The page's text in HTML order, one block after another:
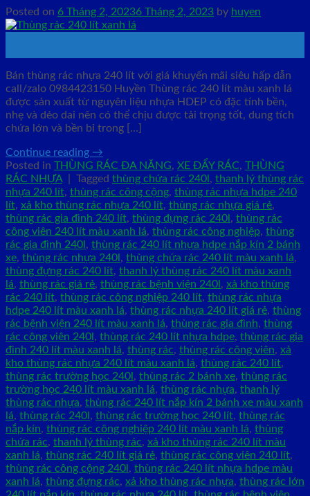
Posted on 6 Tháng 2, 20236 Tháng 2, 2023 by huyen
Bán thùng rác nhựa 240 lít với giá khuyến mãi siêu hấp dẫn
call/zalo 0984423150 Huyền Thùng rác 240 lít màu xanh lá
được sản xuất từ nguyên liệu nhựa HDEP có đặc tính bền,
nhẹ và dẻo dai nên có thể chịu được tải trọng tốt, dung tích
chứa lớn và bền bỉ trong […]
Continue reading →
Posted in THÙNG RÁC ĐA NĂNG, XE ĐẨY RÁC, THÙNG
RÁC NHỰA
Tagged thùng chứa rác 240l , thanh lý thùng rác
nhựa 240 lít, thùng rác công cộng, thùng rác nhựa hdpe 240
lít, xả kho thùng rác nhựa 240 lít, thùng rác nhựa giá rẻ,
thùng rác gia đình 240 lít, thùng đựng rác 240l , thùng rác
công viên 240 lít màu xanh lá, thùng rác công nghiệp, thùng
rác gia đình 240l , thùng rác 240 lít nhựa hdpe nắp kín 2 bánh
xe, thùng rác nhựa 240l , thùng chứa rác 240 lít màu xanh lá,
thùng đựng rác 240 lít, thanh lý thùng rác 240 lít màu xanh
lá, thùng rác giá rẻ, thùng rác bệnh viện 240l , xả kho thùng
rác 240 lít, thùng rác công nghiệp 240 lít, thùng rác nhựa
hdpe 240 lít màu xanh lá, thùng rác nhựa 240 lít giá rẻ, thùng
rác bệnh viện 240 lít màu xanh lá, thùng rác gia đình, thùng
rác công viên 240l , thùng rác 240 lít nhựa hdpe, thùng rác gia
đình 240 lít màu xanh lá, thùng rác, thùng rác công viên, xả
kho thùng rác nhựa 240 lít màu xanh lá, thùng rác 240 lít,
thùng rác trường học 240l , thùng rác 2 bánh xe, thùng rác
trường học 240 lít màu xanh lá, thùng rác nhựa, thanh lý
thùng rác nhựa, thùng rác 240 lít nắp kín 2 bánh xe màu xanh
lá, thùng rác 240l , thùng rác trường học 240 lít, thùng rác
nắp kín, thùng rác công nghiệp 240 lít màu xanh lá, thùng
chứa rác, thanh lý thùng rác, xả kho thùng rác 240 lít màu
xanh lá, thùng rác 240 lít giá rẻ, thùng rác công viên 240 lít,
thùng rác công cộng 240l , thùng rác 240 lít nhựa hdpe màu
xanh lá, thùng đựng rác, xả kho thùng rác nhựa, thùng rác lớn